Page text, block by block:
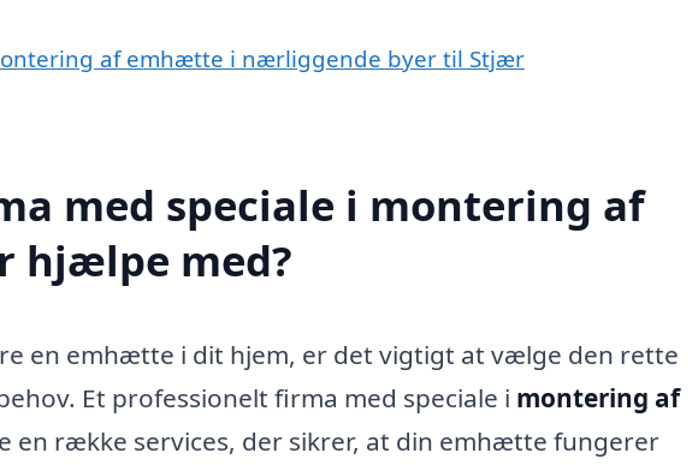
af emhætte i nærliggende byer til Stjær
med speciale i montering af
hjælpe med?
en emhætte i dit hjem, er det vigtigt at vælge den rette
Et professionelt firma med speciale i montering af
en række services, der sikrer, at din emhætte fungerer